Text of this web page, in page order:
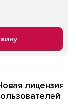
лицензия